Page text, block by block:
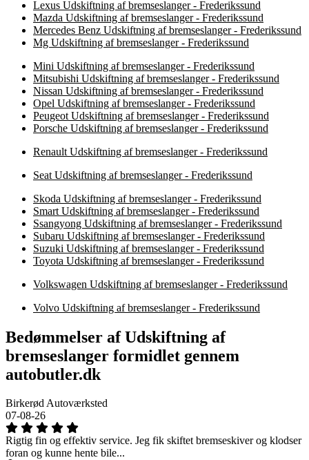
Lexus Udskiftning af bremseslanger - Frederikssund
Mazda Udskiftning af bremseslanger - Frederikssund
Mercedes Benz Udskiftning af bremseslanger - Frederikssund
Mg Udskiftning af bremseslanger - Frederikssund
Mini Udskiftning af bremseslanger - Frederikssund
Mitsubishi Udskiftning af bremseslanger - Frederikssund
Nissan Udskiftning af bremseslanger - Frederikssund
Opel Udskiftning af bremseslanger - Frederikssund
Peugeot Udskiftning af bremseslanger - Frederikssund
Porsche Udskiftning af bremseslanger - Frederikssund
Renault Udskiftning af bremseslanger - Frederikssund
Seat Udskiftning af bremseslanger - Frederikssund
Skoda Udskiftning af bremseslanger - Frederikssund
Smart Udskiftning af bremseslanger - Frederikssund
Ssangyong Udskiftning af bremseslanger - Frederikssund
Subaru Udskiftning af bremseslanger - Frederikssund
Suzuki Udskiftning af bremseslanger - Frederikssund
Toyota Udskiftning af bremseslanger - Frederikssund
Volkswagen Udskiftning af bremseslanger - Frederikssund
Volvo Udskiftning af bremseslanger - Frederikssund
Bedømmelser af Udskiftning af
bremseslanger formidlet gennem
autobutler.dk
Birkerød Autoværksted
07-08-26
Rigtig fin og effektiv service. Jeg fik skiftet bremseskiver og klodser
foran og kunne hente bile...